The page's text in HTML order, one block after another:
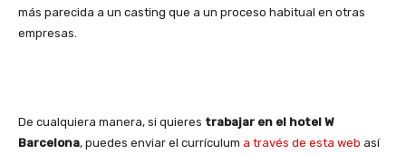
más parecida a un casting que a un proceso habitual en otras
empresas.
De cualquiera manera, si quieres trabajar en el hotel W
Barcelona, puedes enviar el currículum a través de esta web así